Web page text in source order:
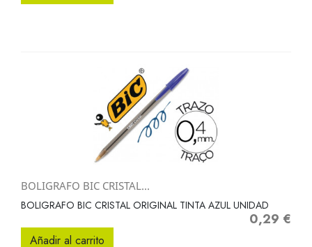
BOLIGRAFO BIC CRISTAL...
BOLIGRAFO BIC CRISTAL ORIGINAL TINTA AZUL UNIDAD
Precio
0,29 €
Añadir al carrito